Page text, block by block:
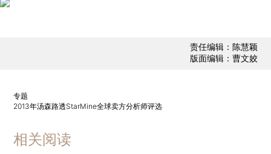
责任编辑：陈慧颖
版面编辑：曹文姣
专题
2013年汤森路透StarMine全球卖方分析师评选
相关阅读